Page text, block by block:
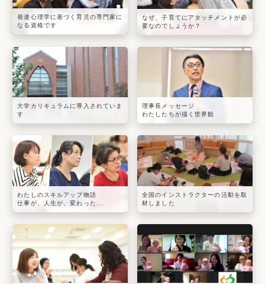
発達心理学に基づく育児の専門家に
なる資格です
なぜ、子育てにアタッチメントが必
要なのでしょうか？
大学カリキュラムに導入されていま
す
理事長メッセージ
わたしたちが描く世界観
わたしのスキルアップ物語
仕事が、人生が、変わった...
全国のインストラクターの活動を取
材しました